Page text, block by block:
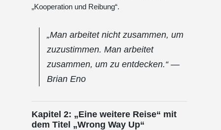
„Kooperation und Reibung“.
„Man arbeitet nicht zusammen, um
zuzustimmen. Man arbeitet
zusammen, um zu entdecken.“ —
Brian Eno
Kapitel 2: „Eine weitere Reise“ mit
dem Titel „Wrong Way Up“